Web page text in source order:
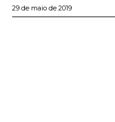
29 de maio de 2019